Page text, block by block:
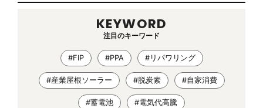
KEYWORD
注目のキーワード
#FIP #PPA #リパワリング
#産業屋根ソーラー #脱炭素 #自家消費
#蓄電池 #電気代高騰